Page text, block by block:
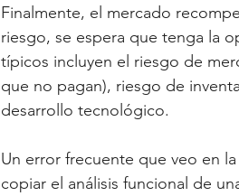
Finalmente, el mercado
riesgo, se espera que tenga la
típicos incluyen el riesgo de
que no pagan), riesgo de
desarrollo tecnológico.
Un error frecuente que veo en
copiar el análisis funcional de